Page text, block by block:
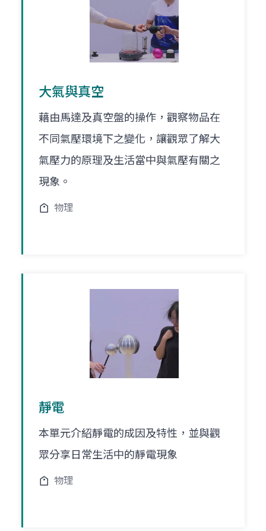
大氣與真空
藉由馬達及真空盤的操作，觀察物品在
不同氣壓環境下之變化，讓觀眾了解大
氣壓力的原理及生活當中與氣壓有關之
現象。
物理
靜電
本單元介紹靜電的成因及特性，並與觀
眾分享日常生活中的靜電現象
物理